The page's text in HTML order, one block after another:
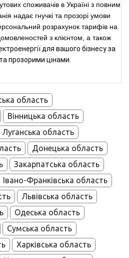
споживачів в Україні з повним
надає гнучкі та прозорі умови
розрахунок тарифів на
з клієнтом, а також
для вашого бізнесу за
прозорими цінами.
область
Вінницька область
Луганська область
Донецька область
Закарпатська область
Івано-Франківська область
Львівська область
Одеська область
Сумська область
Харківська область